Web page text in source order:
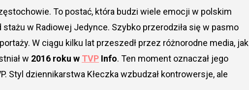
w Radiowej Jedynce. Szybko przerodziła się w pasmo
W ciągu kilku lat przeszedł przez różnorodne media, jak
w 2016 roku w TVP Info. Ten moment oznaczał jego
Styl dziennikarstwa Kłeczka wzbudzał kontrowersje, ale